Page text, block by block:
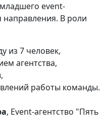
event-
направления. В роли
из 7 человек,
агентства,
работы команды.
, Event-агентство "Пять